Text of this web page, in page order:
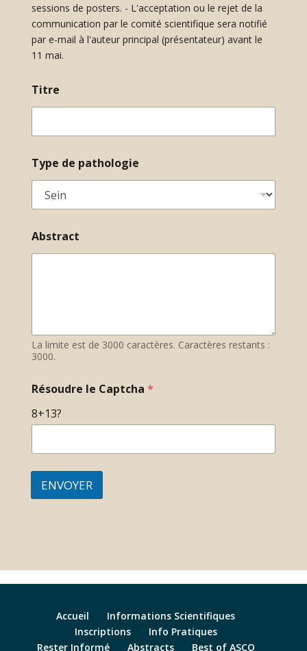
sessions de posters. - L'acceptation ou le rejet de la
communication par le comité scientifique sera notifié
par e-mail à l'auteur principal (présentateur) avant le
11 mai.
Titre
Type de pathologie
Abstract
La limite est de 3000 caractères. Caractères restants :
3000.
Résoudre le Captcha *
8+13?
ENVOYER
Accueil
Informations Scientifiques
Inscriptions
Info Pratiques
Rester Informé
Abstracts Best of ASCO